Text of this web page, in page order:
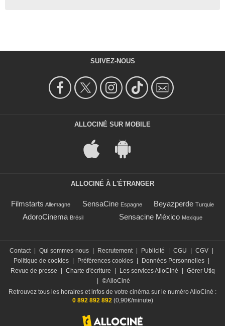
SUIVEZ-NOUS
ALLOCINÉ SUR MOBILE
ALLOCINÉ À L'ÉTRANGER
Filmstarts Allemagne SensaCine Espagne Beyazperde Turquie
AdoroCinema Brésil Sensacine México Mexique
Contact | Qui sommes-nous | Recrutement | Publicité | CGU | CGV |
Politique de cookies | Préférences cookies | Données Personnelles |
Revue de presse
| Charte d'écriture | Les services AlloCiné | Gérer Utiq
| ©AlloCiné
Retrouvez tous les horaires et infos de votre cinéma sur le numéro AlloCiné :
0 892 892 892(0,90€/minute)